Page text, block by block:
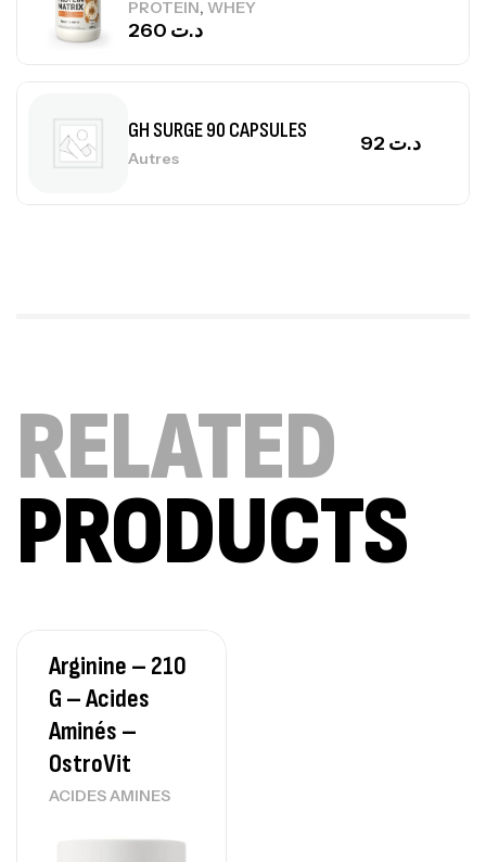
PROTEIN,WHEY
د.ت
GH SURGE 90 CAPSULES
Autres
د.ت
Autres
د.ت
Omega 3 – 100 Gélules – Scitec Nutrition
Autres
Creatine (CreapureⓇ) – 500g –
7Nutrition
RELATED
PRODUCTS
Arginine – 210
G – Acides
Aminés –
OstroVit
ACIDES AMINES